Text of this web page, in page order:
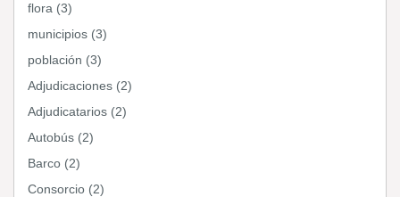
flora (3)
municipios (3)
población (3)
Adjudicaciones (2)
Adjudicatarios (2)
Autobús (2)
Barco (2)
Consorcio (2)